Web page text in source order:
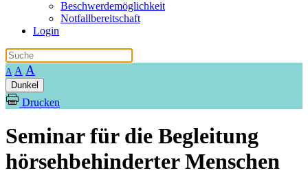
Beschwerdemöglichkeit
Notfallbereitschaft
Login
A A A
Dunkel
Drucken
Seminar für die Begleitung
hörsehbehinderter Menschen